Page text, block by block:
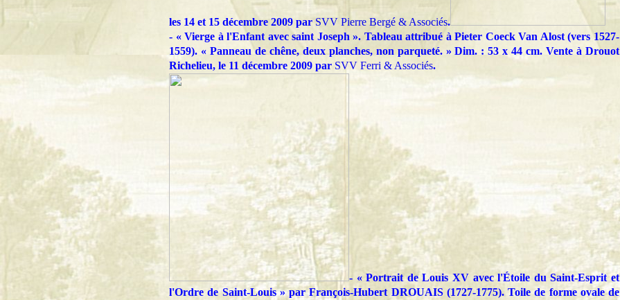
les 14 et 15 décembre 2009 par SVV Pierre Bergé & Associés.
- « Vierge à l'Enfant avec saint Joseph ». Tableau attribué à Pieter Coeck Van Alost (vers 1527-
1559). « Panneau de chêne, deux planches, non parqueté. » Dim. : 53 x 44 cm. Vente à Drouot
Richelieu, le 11 décembre 2009 par SVV Ferri & Associés.
- « Portrait de Louis XV avec l'Étoile du Saint-Esprit et
l'Ordre de Saint-Louis » par François-Hubert DROUAIS (1727-1775). Toile de forme ovale de